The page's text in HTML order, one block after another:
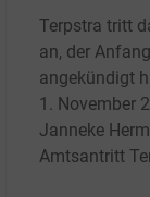
Terpstra tritt
an, der
angekündigt
1. November
Janneke
Amtsantritt